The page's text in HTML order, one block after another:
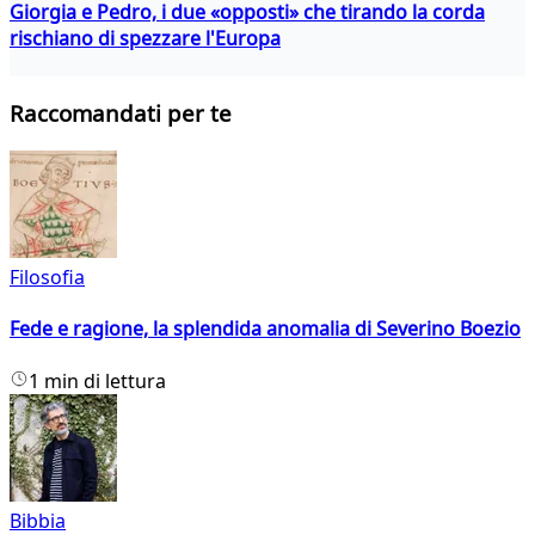
Giorgia e Pedro, i due «opposti» che tirando la corda
rischiano di spezzare l'Europa
Raccomandati per te
Filosofia
Fede e ragione, la splendida anomalia di Severino Boezio
1 min di lettura
Bibbia